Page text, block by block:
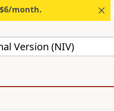
month.
Version (NIV)